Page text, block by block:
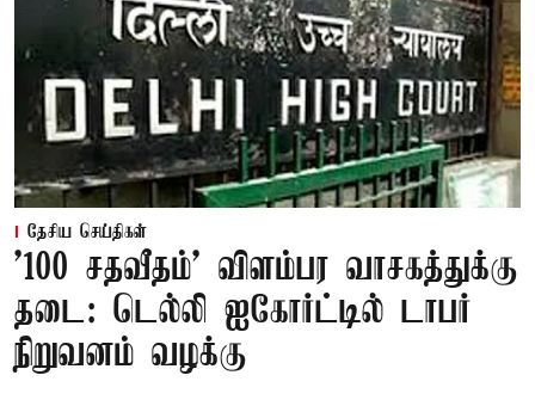
தேசிய செய்திகள்
'100 சதவீதம்' விளம்பர வாசகத்துக்கு
தடை: டெல்லி ஐகோர்ட்டில் டாபர்
நிறுவனம் வழக்கு